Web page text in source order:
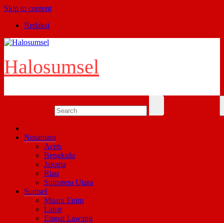
Skip to content
Redaksi
Halosumsel
Nusantara
Aceh
Bengkulu
Jakarta
Riau
Sumatera Utara
Sumsel
Muara Enim
Lahat
Empat Lawang